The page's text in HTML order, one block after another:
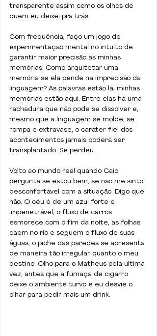
transparente assim como os olhos de
quem eu deixei pra trás.
Com frequência, faço um jogo de
experimentação mental no intuito de
garantir maior precisão às minhas
memórias. Como arquitetar uma
memória se ela pende na imprecisão da
linguagem? As palavras estão lá; minhas
memórias estão aqui. Entre elas há uma
rachadura que não pode se dissolver e,
mesmo que a linguagem se molde, se
rompa e extravase, o caráter fiel dos
acontecimentos jamais poderá ser
transplantado. Se perdeu.
Volto ao mundo real quando Caio
pergunta se estou bem, se não me sinto
desconfortável com a situação. Digo que
não. O céu é de um azul forte e
impenetrável, o fluxo de carros
esmorece com o fim da noite, as folhas
caem no rio e seguem o fluxo de suas
águas, o piche das paredes se apresenta
de maneira tão irregular quanto o meu
destino. Olho para o Matheus pela última
vez, antes que a fumaça de cigarro
deixe o ambiente turvo e eu desvie o
olhar para pedir mais um drink.